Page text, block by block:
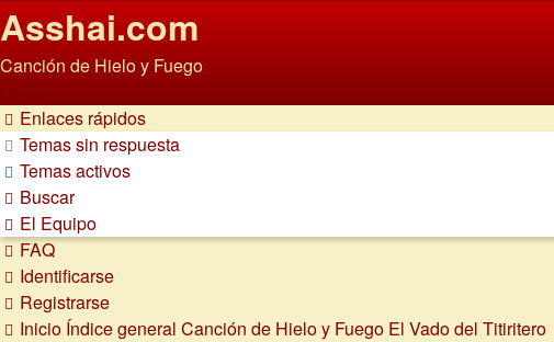
Asshai.com
Canción de Hielo y Fuego
Enlaces rápidos
Temas sin respuesta
Temas activos
Buscar
El Equipo
FAQ
Identificarse
Registrarse
Inicio Índice general Canción de Hielo y Fuego El Vado del Titiritero